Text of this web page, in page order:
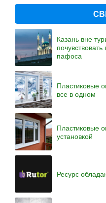
Казань вне
пафоса
Пластиковые
все в одном
Пластиковые
установкой
Ресурс